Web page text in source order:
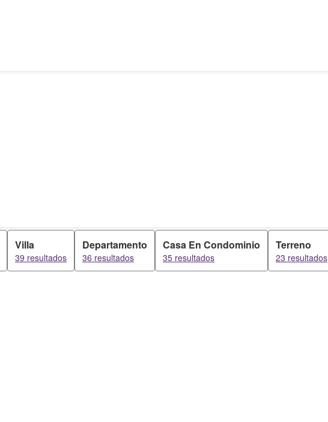
Villa
39 resultados
Departamento
36 resultados
Casa En Condominio
35 resultados
Terreno
23 resultados